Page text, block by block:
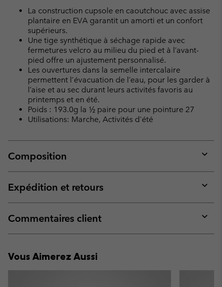
La construction cupsole en caoutchouc avec assise
plantaire en EVA garantit un amorti et un confort
supérieurs.
Une tige synthétique à séchage rapide avec
fermetures velcro au milieu du pied et à l’avant-
pied offre un ajustement personnalisé.
Les ouvertures dans la semelle intercalaire
permettent l’évacuation de l’eau, pour les garder à
l’aise et au sec durant leurs activités favoris au
printemps et en été.
Poids : 193.0g la ½ paire pour une pointure 27
Utilisations: Marche, Activités d'été
Composition
or
Expédition et retours
or
Commentaires client
or
Vous Aimerez Aussi